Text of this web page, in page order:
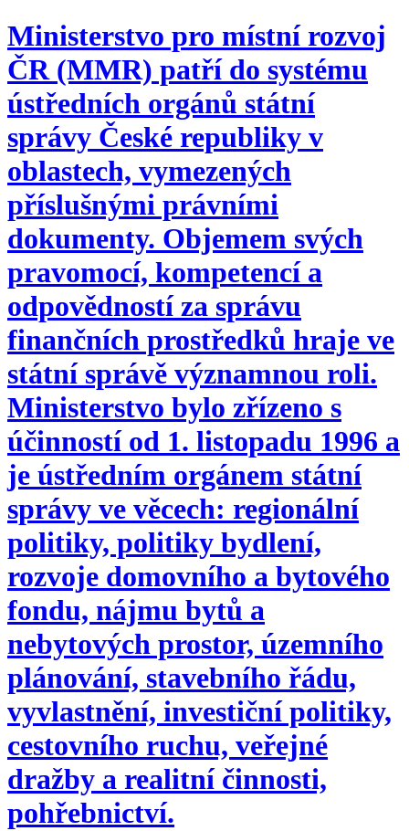
Ministerstvo pro místní rozvoj
ČR (MMR) patří do systému
ústředních orgánů státní
správy České republiky v
oblastech, vymezených
příslušnými právními
dokumenty. Objemem svých
pravomocí, kompetencí a
odpovědností za správu
finančních prostředků hraje ve
státní správě významnou roli.
Ministerstvo bylo zřízeno s
účinností od 1. listopadu 1996 a
je ústředním orgánem státní
správy ve věcech: regionální
politiky, politiky bydlení,
rozvoje domovního a bytového
fondu, nájmu bytů a
nebytových prostor, územního
plánování, stavebního řádu,
vyvlastnění, investiční politiky,
cestovního ruchu, veřejné
dražby a realitní činnosti,
pohřebnictví.